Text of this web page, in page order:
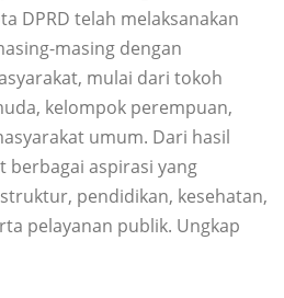
DPRD telah melaksanakan
masing dengan
mulai dari tokoh
kelompok perempuan,
umum. Dari hasil
berbagai aspirasi yang
pendidikan, kesehatan,
pelayanan publik. Ungkap